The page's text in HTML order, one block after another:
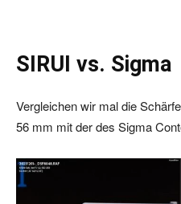
SIRUI vs. Sigma
Vergleichen wir mal die
56 mm mit der des Sigma